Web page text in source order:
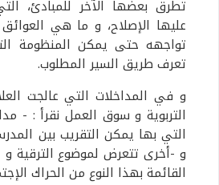
تطرق بعضها الآخر للمبادئ،
عليها الإصلاح، و ما هي
تواجهه حتى يمكن المنظومة
تعرف طريق السير المطلوب.
و في المداخلات التي عالجت
التربوية و سوق العمل نقرأ : -
التي بها يمكن التقريب بين
و -أخرى تتعرض لموضوع الترقية و
القائمة بهذا النوع من الحراك